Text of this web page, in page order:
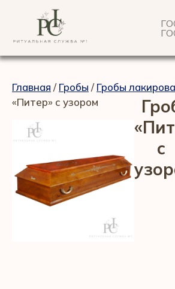
Главная /Гробы /Гробы
«Питер» с узором
с